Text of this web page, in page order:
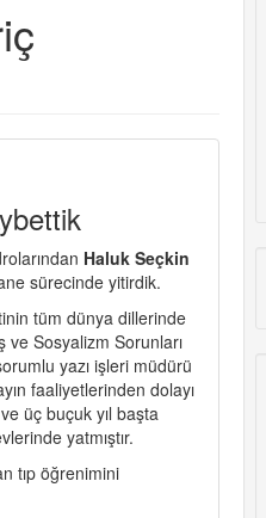
Haluk Seçkin
sürecinde yitirdik.
tüm dünya dillerinde
ve Sosyalizm Sorunları
yazı işleri müdürü
faaliyetlerinden dolayı
üç buçuk yıl başta
yatmıştır.
tıp öğrenimini